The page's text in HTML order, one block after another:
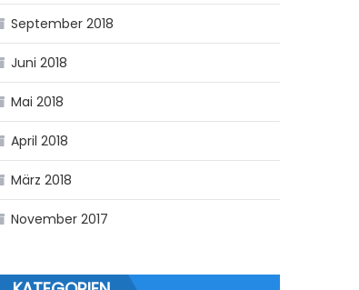
September 2018
Juni 2018
Mai 2018
April 2018
März 2018
November 2017